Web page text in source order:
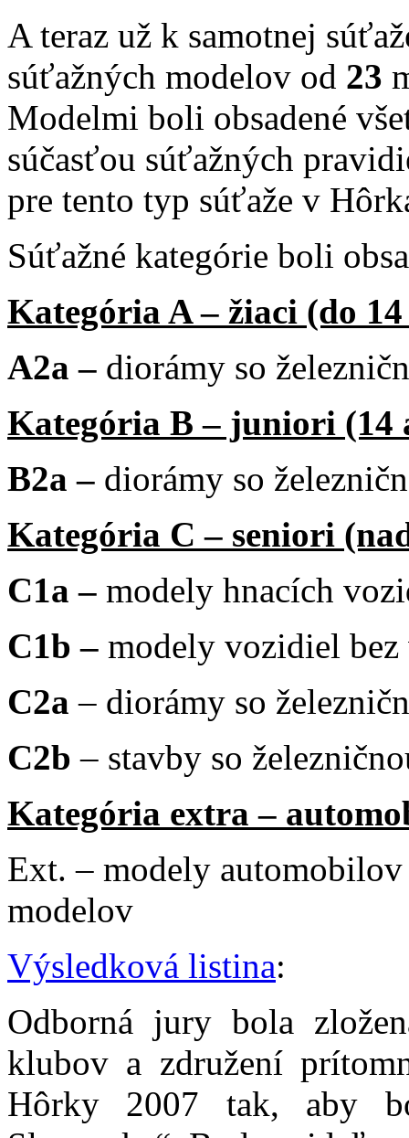
A teraz už k samotnej
súťažných modelov od 23
Modelmi boli obsadené
súčasťou súťažných
pre tento typ súťaže v
Súťažné kategórie boli
Kategória A – žiaci (do
A2a – diorámy so
Kategória B – juniori (14
B2a – diorámy so
Kategória C – seniori
C1a – modely hnacích
C1b – modely vozidiel
C2a – diorámy so
C2b – stavby so
Kategória extra –
Ext. – modely
modelov
Výsledková listina:
Odborná jury bola
klubov a združení
Hôrky 2007 tak, aby